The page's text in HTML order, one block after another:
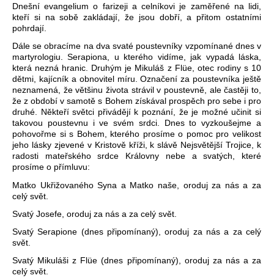
Dnešní evangelium o farizeji a celníkovi je zaměřené na lidi,
kteří si na sobě zakládají, že jsou dobří, a přitom ostatními
pohrdají.
Dále se obracíme na dva svaté poustevníky vzpomínané dnes v
martyrologiu. Serapiona, u kterého vidíme, jak vypadá láska,
která nezná hranic. Druhým je Mikuláš z Flüe, otec rodiny s 10
dětmi, kajícník a obnovitel míru. Označení za poustevníka ještě
neznamená, že většinu života strávil v poustevně, ale častěji to,
že z období v samotě s Bohem získával prospěch pro sebe i pro
druhé. Někteří světci přivádějí k poznání, že je možné učinit si
takovou poustevnu i ve svém srdci. Dnes to vyzkoušejme a
pohovořme si s Bohem, kterého prosíme o pomoc pro velikost
jeho lásky zjevené v Kristově kříži, k slávě Nejsvětější Trojice, k
radosti mateřského srdce Královny nebe a svatých, které
prosíme o přímluvu:
Matko Ukřižovaného Syna a Matko naše, oroduj za nás a za
celý svět.
Svatý Josefe, oroduj za nás a za celý svět.
Svatý Serapione (dnes připomínaný), oroduj za nás a za celý
svět.
Svatý Mikuláši z Flüe (dnes připomínaný), oroduj za nás a za
celý svět.